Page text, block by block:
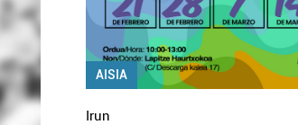
AISIA
Irun